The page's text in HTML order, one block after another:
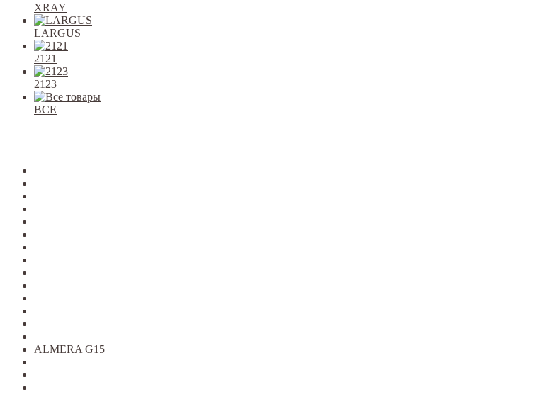
XRAY
LARGUS
2121
2123
ВСЕ
ALMERA G15